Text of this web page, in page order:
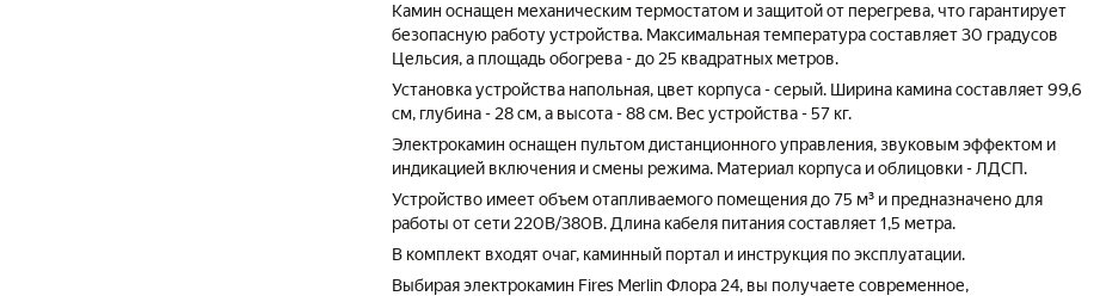
Камин оснащен механическим термостатом и защитой от перегрева, что гарантирует
безопасную работу устройства. Максимальная температура составляет 30 градусов
Цельсия, а площадь обогрева - до 25 квадратных метров.
Установка устройства напольная, цвет корпуса - серый. Ширина камина составляет 99,6
см, глубина - 28 см, а высота - 88 см. Вес устройства - 57 кг.
Электрокамин оснащен пультом дистанционного управления, звуковым эффектом и
индикацией включения и смены режима. Материал корпуса и облицовки - ЛДСП.
Устройство имеет объем отапливаемого помещения до 75 м³ и предназначено для
работы от сети 220В/380В. Длина кабеля питания составляет 1,5 метра.
В комплект входят очаг, каминный портал и инструкция по эксплуатации.
Выбирая электрокамин Fires Merlin Флора 24, вы получаете современное,